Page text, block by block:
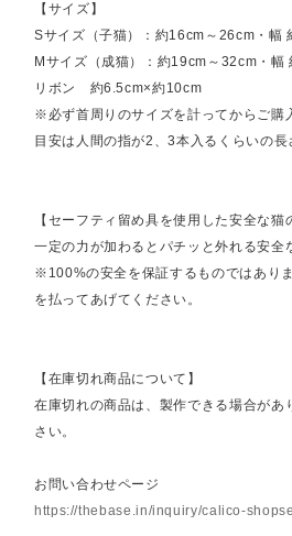
【サイズ】
Sサイズ（子猫）：約16cm～26cm・幅
Mサイズ（成猫）：約19cm～32cm・幅
リボン 約6.5cm×約10cm
※必ず首周りのサイズを計ってからご購
目安は人間の指が2、3本入るくらいの長
【セーフティ留め具を使用した安全な猫
一定の力が加わるとパチッと外れる安全
※100%の安全を保証するものではあり
を払ってあげてください。
【在庫切れ商品について】
在庫切れの商品は、製作できる場合があ
さい。
お問い合わせページ
https://thebase.in/inquiry/calico-